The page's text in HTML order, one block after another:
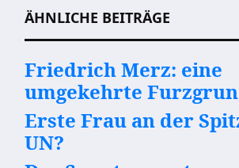
ÄHNLICHE BEITRÄGE
Friedrich Merz: eine
umgekehrte
Erste Frau an der
UN?